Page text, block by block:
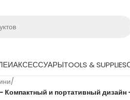
АКСЕССУАРЫTOOLS & SUPPLIES
/
Компактный и портативный